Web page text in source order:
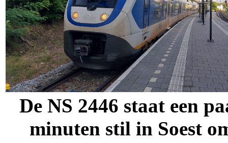
De NS 2446 staat een
minuten stil in Soest